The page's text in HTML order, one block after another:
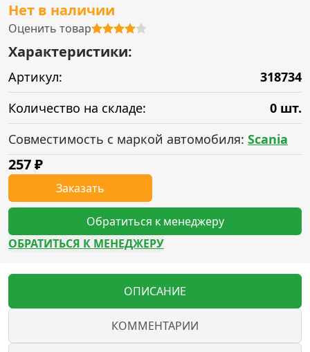
Нет в наличии
Оценить товар
Характеристики:
Артикул:
318734
Количество на складе:
0 шт.
Совместимость с маркой автомобиля: Scania
257₽
Заказать
Обратиться к менеджеру
ОБРАТИТЬСЯ К МЕНЕДЖЕРУ
ОПИСАНИЕ
КОММЕНТАРИИ